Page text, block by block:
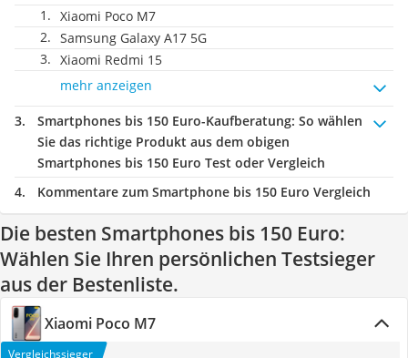
Xiaomi Poco M7
Samsung Galaxy A17 5G
Xiaomi Redmi 15
mehr anzeigen
Smartphones bis 150 Euro-Kaufberatung: So wählen
Sie das richtige Produkt aus dem obigen
Smartphones bis 150 Euro Test oder Vergleich
Kommentare zum Smartphone bis 150 Euro Vergleich
Die besten Smartphones bis 150 Euro:
Wählen Sie Ihren persönlichen Testsieger
aus der Bestenliste.
Xiaomi Poco M7
Vergleichssieger